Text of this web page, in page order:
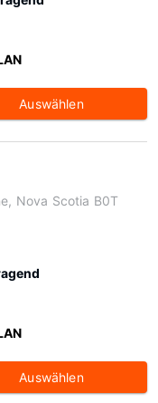
Auswählen
Nova Scotia B0T
Auswählen